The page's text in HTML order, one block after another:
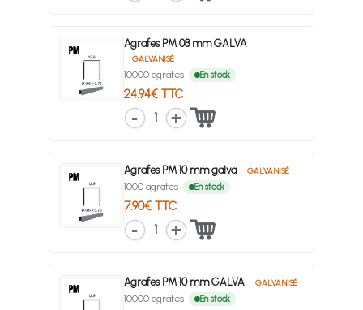
Agrafes PM 08 mm GALVA
GALVANISÉ
10000 agrafes En stock
24.94€ TTC
1
Agrafes PM 10 mm galva GALVANISÉ
1000 agrafes En stock
7.90€ TTC
1
Agrafes PM 10 mm GALVA GALVANISÉ
10000 agrafes En stock